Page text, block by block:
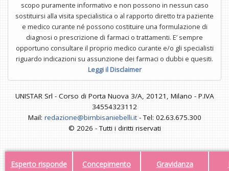
Esperto risponde Concepimento Gravidanza
scopo puramente informativo e non possono in nessun caso
sostituirsi alla visita specialistica o al rapporto diretto tra paziente
e medico curante né possono costituire una formulazione di
diagnosi o prescrizione di farmaci o trattamenti. E’ sempre
opportuno consultare il proprio medico curante e/o gli specialisti
riguardo indicazioni su assunzione dei farmaci o dubbi e quesiti.
Leggi il Disclaimer
UNISTAR Srl - Corso di Porta Nuova 3/A, 20121, Milano - P.IVA
34554323112
Mail: redazione@bimbisaniebelli.it- Tel: 02.63.675.300
© 2026 - Tutti i diritti riservati